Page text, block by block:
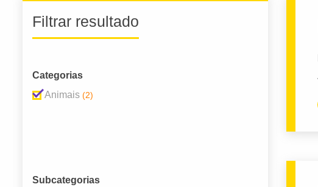
Filtrar resultado
Categorias
Animais (2)
Subcategorias